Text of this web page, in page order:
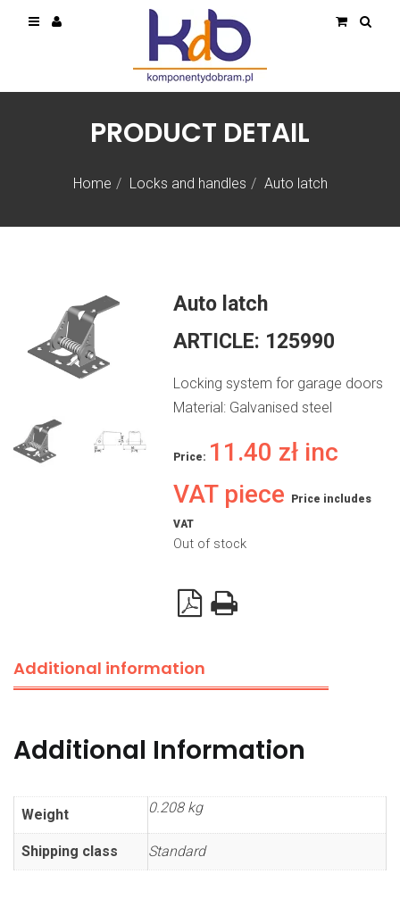
Home Locks and handles Auto latch
PRODUCT DETAIL
Auto latch
ARTICLE: 125990
Locking system for garage doors
Material: Galvanised steel
Price: 11.40 zł inc
VAT piece
Price includes
VAT
Out of stock
Additional information
Additional Information
Weight 0.208 kg
Shipping class Standard